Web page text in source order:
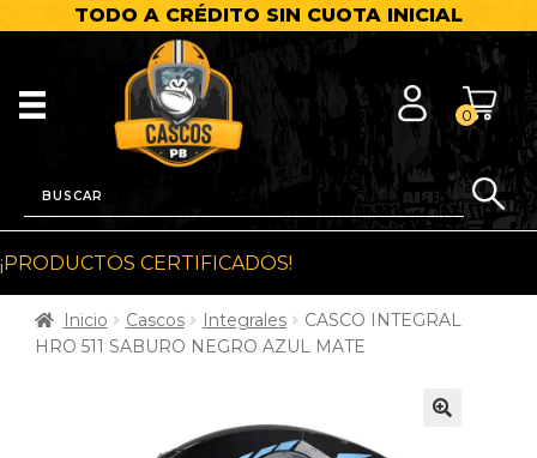
TODO A CRÉDITO SIN CUOTA INICIAL
0
¡PRODUCTOS CERTIFICADOS!
Inicio Cascos Integrales
CASCO INTEGRAL
HRO 511 SABURO NEGRO AZUL MATE